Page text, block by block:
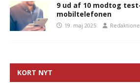
9 ud af 10 modtog
mobiltelefonen
19. maj 2025
KORT NYT